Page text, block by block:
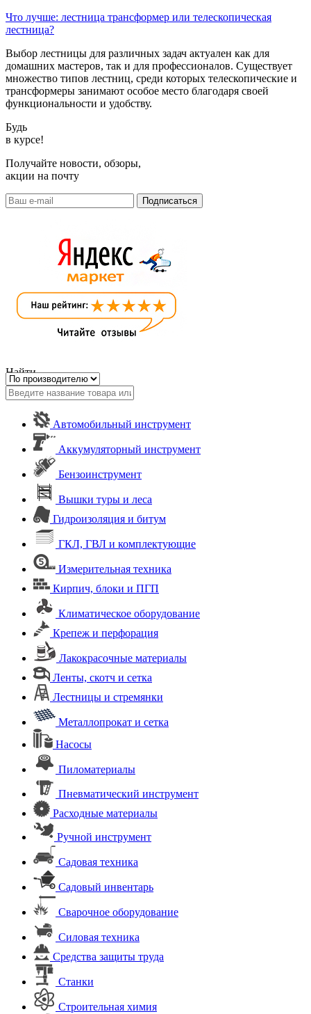
Что лучше: лестница трансформер или телескопическая
лестница?
Выбор лестницы для различных задач актуален как для
домашних мастеров, так и для профессионалов. Существует
множество типов лестниц, среди которых телескопические и
трансформеры занимают особое место благодаря своей
функциональности и удобству.
Будь
в курсе!
Получайте новости, обзоры,
акции на почту
Найти
Автомобильный инструмент
Аккумуляторный инструмент
Бензоинструмент
Вышки туры и леса
Гидроизоляция и битум
ГКЛ, ГВЛ и комплектующие
Измерительная техника
Кирпич, блоки и ПГП
Климатическое оборудование
Крепеж и перфорация
Лакокрасочные материалы
Ленты, скотч и сетка
Лестницы и стремянки
Металлопрокат и сетка
Насосы
Пиломатериалы
Пневматический инструмент
Расходные материалы
Ручной инструмент
Садовая техника
Садовый инвентарь
Сварочное оборудование
Силовая техника
Средства защиты труда
Станки
Строительная химия